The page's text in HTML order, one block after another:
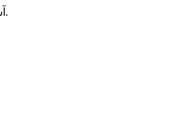
آسف ليس لدينا هذا المورد.